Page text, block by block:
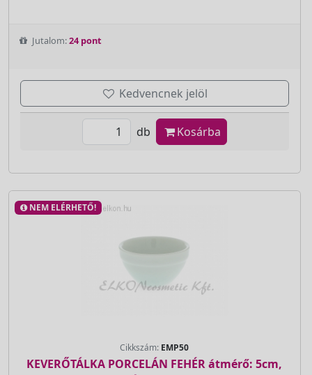
Jutalom:24 pont
Kedvencnek jelöl
db Kosárba
NEM ELÉRHETŐ!
Cikkszám: EMP50
KEVERŐTÁLKA PORCELÁN FEHÉR átmérő: 5cm,